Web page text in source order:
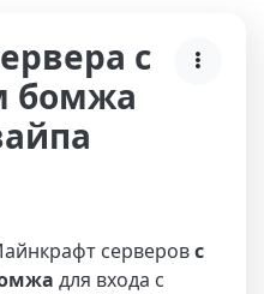
с
бомжа
серверовс
для входа с